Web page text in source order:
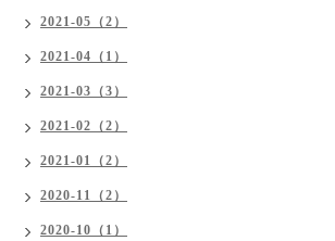
2021-05（2）
2021-04（1）
2021-03（3）
2021-02（2）
2021-01（2）
2020-11（2）
2020-10（1）